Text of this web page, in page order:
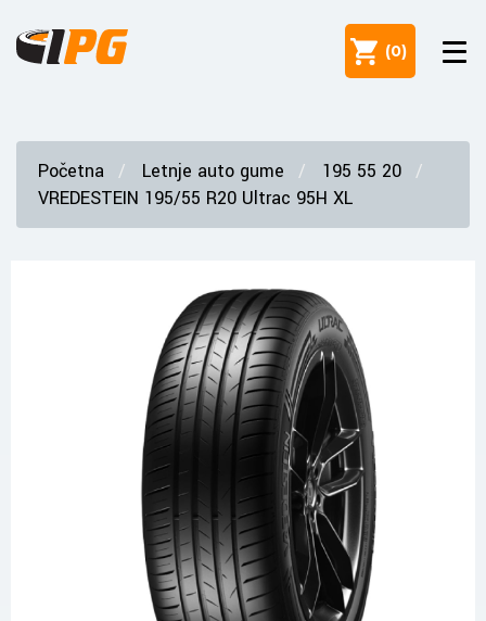
(0)
Početna Letnje auto gume
195 55 20
VREDESTEIN 195/55 R20 Ultrac 95H XL